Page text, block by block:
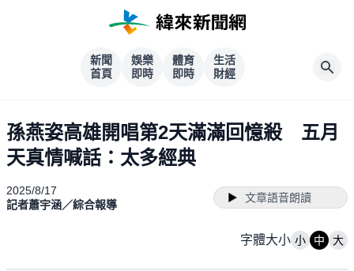
新聞
首頁
娛樂
即時
體育
即時
生活
財經
孫燕姿高雄開唱第2天滿滿回憶殺 五月
天真情喊話：太多經典
2025/8/17
記者蕭宇涵／綜合報導
文章語音朗讀
字體大小 小 中 大